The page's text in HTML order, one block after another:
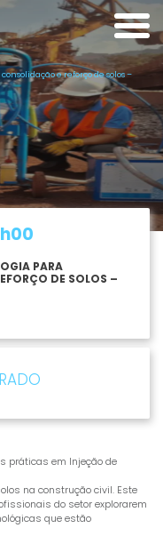
e reforço de solos –
PARA
DE SOLOS –
práticas em Injeção de
na construção civil. Este
do setor explorarem
que estão